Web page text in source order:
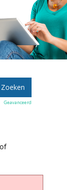
Geavanceerd